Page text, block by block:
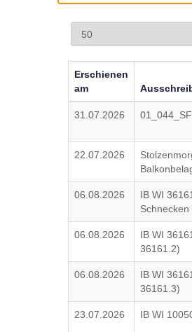
Erschienen
am
31.07.2026
22.07.2026
06.08.2026
IB WI
06.08.2026
IB WI
36161.2)
06.08.2026
IB WI
36161.3)
23.07.2026 IB WI